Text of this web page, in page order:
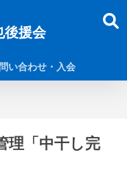
後援会
い合わせ・入会
理「中干し完